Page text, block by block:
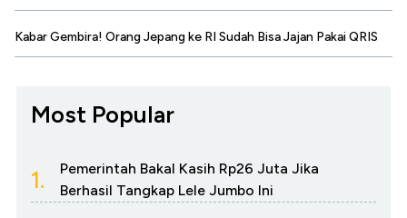
Kabar Gembira! Orang Jepang ke RI Sudah Bisa Jajan Pakai QRIS
Most Popular
1.
Pemerintah Bakal Kasih Rp26 Juta Jika
Berhasil Tangkap Lele Jumbo Ini